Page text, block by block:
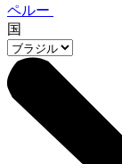
ペルー
国